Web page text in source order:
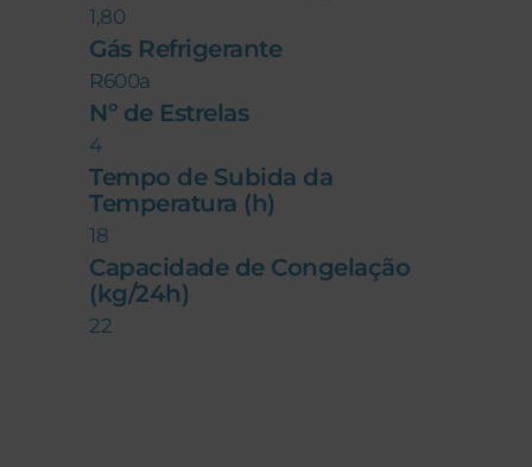
1,80
Gás Refrigerante
R600a
Nº de Estrelas
4
Tempo de Subida da
Temperatura (h)
18
Capacidade de Congelação
(kg/24h)
22